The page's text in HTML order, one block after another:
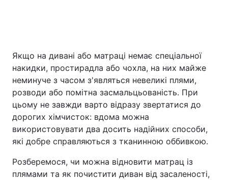
Якщо на дивані або матраці немає спеціальної
накидки, простирадла або чохла, на них майже
неминуче з часом з'являться невеликі плями,
розводи або помітна засмальцьованість. При
цьому не завжди варто відразу звертатися до
дорогих хімчисток: вдома можна
використовувати два досить надійних способи,
які добре справляються з тканинною оббивкою.
Розберемося, чи можна відновити матрац із
плямами та як почистити диван від засаленості,